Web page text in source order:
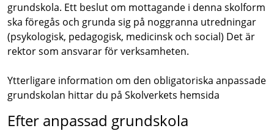
grundskola. Ett beslut om mottagande i denna skolform
ska föregås och grunda sig på noggranna utredningar
(psykologisk, pedagogisk, medicinsk och social) Det är
rektor som ansvarar för verksamheten.
Ytterligare information om den obligatoriska anpassade
grundskolan hittar du på Skolverkets hemsida
Efter anpassad grundskola